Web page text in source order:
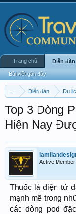
Diễn đàn Du
Top 3 Dòng
Hiện Nay
Active Member
Thuốc lá điện tử
mạnh mẽ trong
các dòng pod
Trang chủ Diễn đàn
Bài viết gần đây